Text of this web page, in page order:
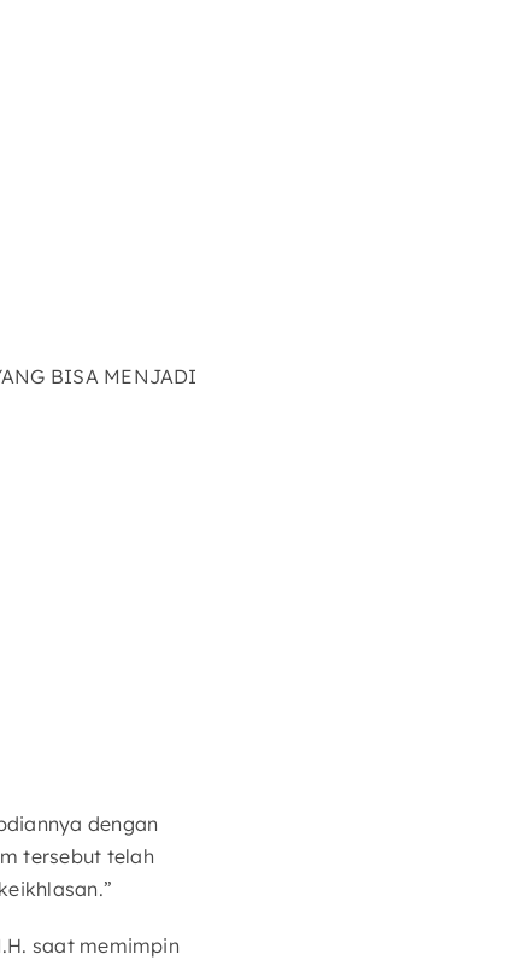
BISA MENJADI
dengan
tersebut telah
saat memimpin